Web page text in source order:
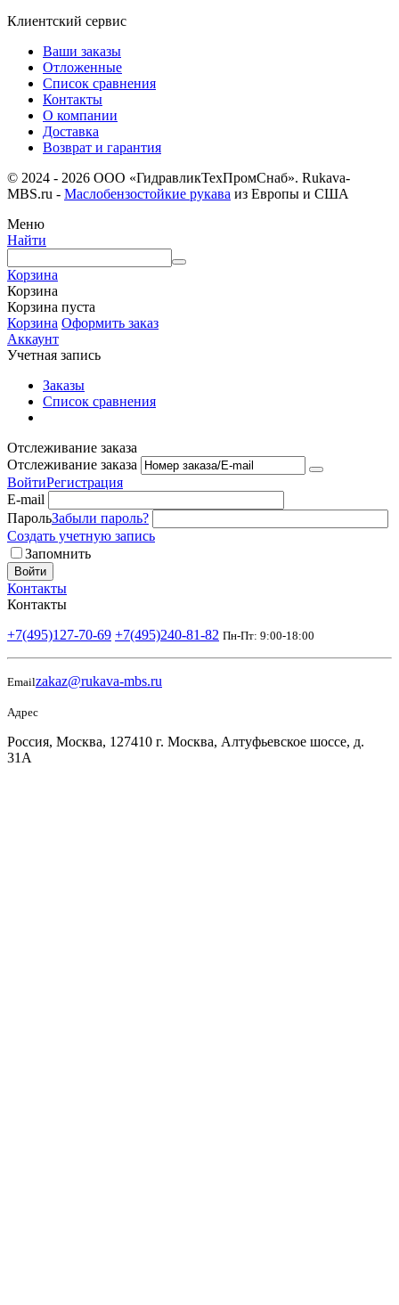
Клиентский сервис
Ваши заказы
Отложенные
Список сравнения
Контакты
О компании
Доставка
Возврат и гарантия
© 2024 - 2026 ООО «ГидравликТехПромСнаб». Rukava-
MBS.ru - Маслобензостойкие рукава из Европы и США
Меню
Найти
Корзина
Корзина
Корзина пуста
Корзина Оформить заказ
Аккаунт
Учетная запись
Заказы
Список сравнения
Отслеживание заказа
Отслеживание заказа
ВойтиРегистрация
E-mail
ПарольЗабыли пароль?
Создать учетную запись
Запомнить
Войти
Контакты
Контакты
+7(495)127-70-69 +7(495)240-81-82 Пн-Пт: 9:00-18:00
Emailzakaz@rukava-mbs.ru
Адрес
Россия, Москва, 127410 г. Москва, Алтуфьевское шоссе, д.
31А